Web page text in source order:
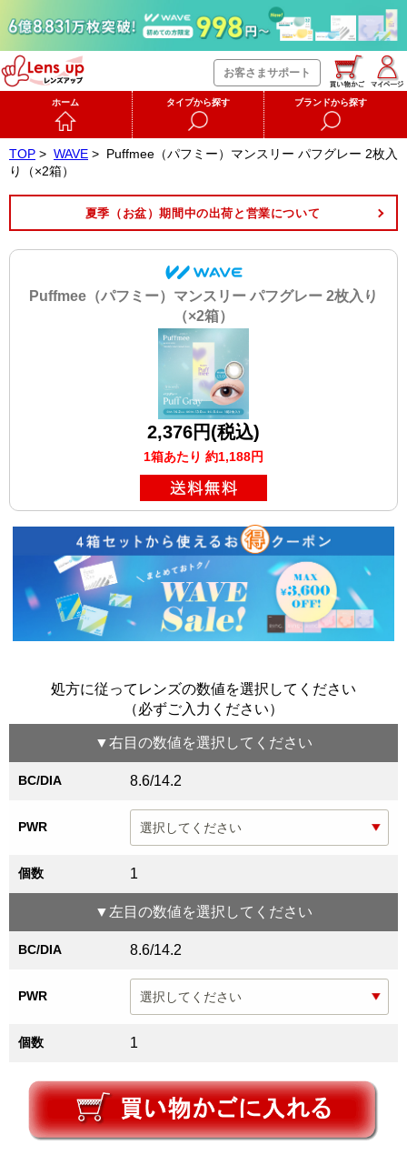
お客さまサポート
ホーム タイプから探す ブランドから探す
TOP > WAVE > Puffmee（パフミー）マンスリー パフグレー 2枚入
り（×2箱）
夏季（お盆）期間中の出荷と営業について
Puffmee（パフミー）マンスリー パフグレー 2枚入り
（×2箱）
2,376円(税込)
1箱あたり 約1,188円
処方に従ってレンズの数値を選択してください
（必ずご入力ください）
▼右目 の数値を選択してください
BC/DIA 8.6/14.2
PWR
個数 1
▼ 左目 の数値を選択してください
BC/DIA 8.6/14.2
PWR
個数 1